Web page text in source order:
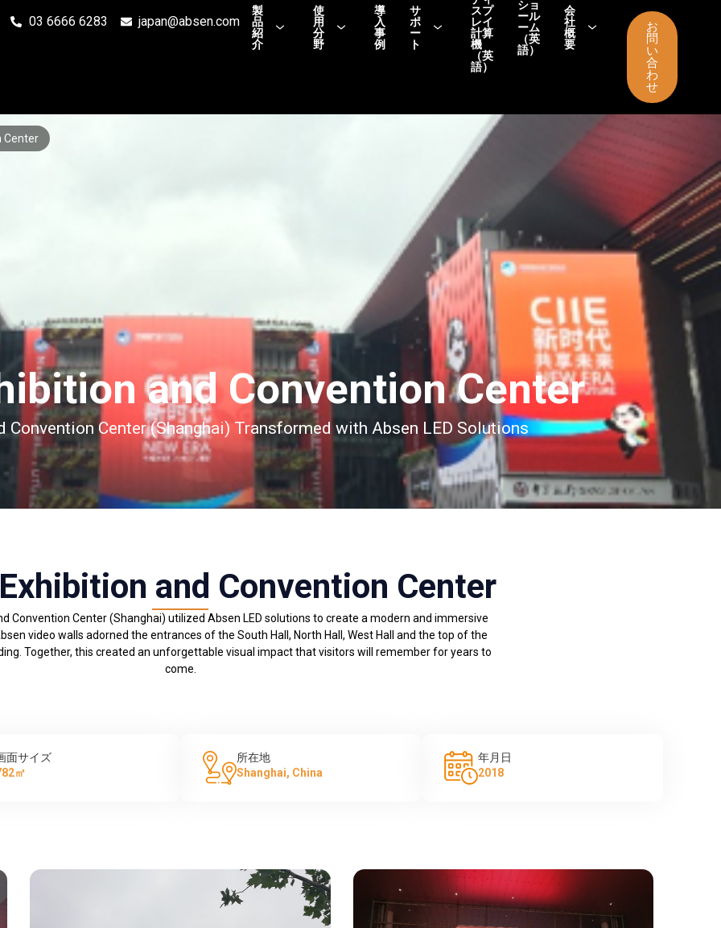
03 6666 6283 japan@absen.com
製
品
紹
介
使
用
分
野
導
入
事
例
サ
ポ
ー
ト
スプ
レイ
計算
機
（英
語）
ショ
ール
ーム
（英
語）
会
社
概
要
お
問
い
合
わ
せ
Center
and Convention Center
Center (Shanghai) Transformed with Absen LED Solutions
and Convention Center
Convention Center (Shanghai) utilized Absen LED solutions to create a modern and immersive
video walls adorned the entrances of the South Hall, North Hall, West Hall and the top of the
Together, this created an unforgettable visual impact that visitors will remember for years to
come.
面サイズ
㎡
所在地
Shanghai, China
年月日
2018